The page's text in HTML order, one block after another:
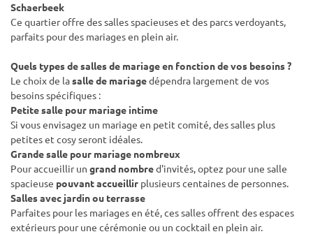
Schaerbeek
Ce quartier offre des salles spacieuses et des parcs verdoyants,
parfaits pour des mariages en plein air.
Quels types desalles de mariageen fonction de vos besoins ?
Le choix de lasalle de mariagedépendra largement de vos
besoins spécifiques :
Petite salle pour mariage intime
Si vous envisagez un mariage en petit comité, des salles plus
petites et cosy seront idéales.
Grande salle pour mariage nombreux
Pour accueillir un grand nombred'invités, optez pour une salle
spacieuse pouvant accueillir plusieurs centaines de personnes.
Salles avec jardin ou terrasse
Parfaites pour les mariages en été, ces salles offrent des espaces
extérieurs pour une cérémonie ou un cocktail en plein air.